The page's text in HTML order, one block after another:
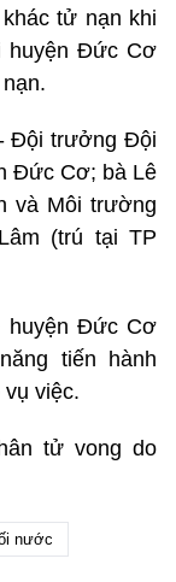
tử nạn khi
huyện Đức Cơ
Đội trưởng Đội
Đức Cơ; bà Lê
và Môi trường
(trú tại TP
huyện Đức Cơ
tiến hành
việc.
tử vong do
nước